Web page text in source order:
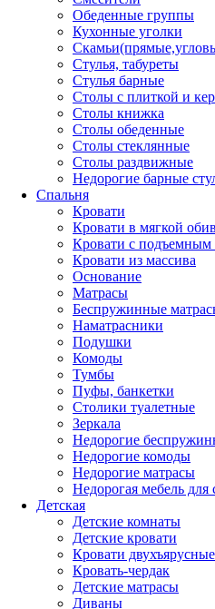
Обеденные группы
Кухонные уголки
Стулья, табуреты
Стулья барные
Столы с плиткой и
Столы книжка
Столы обеденные
Столы стеклянные
Столы раздвижные
Недорогие барные
Спальня
Кровати
Кровати в мягкой
Кровати с подъемным
Кровати из массива
Основание
Матрасы
Беспружинные
Наматрасники
Подушки
Комоды
Тумбы
Пуфы, банкетки
Столики туалетные
Зеркала
Недорогие
Недорогие комоды
Недорогие матрасы
Недорогая мебель для
Детская
Детские комнаты
Детские кровати
Кровати двухъярусные
Кровать-чердак
Детские матрасы
Диваны